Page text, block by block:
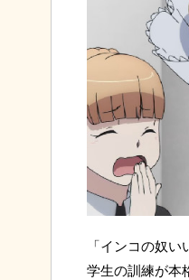
「インコの奴い
学生の訓練が本